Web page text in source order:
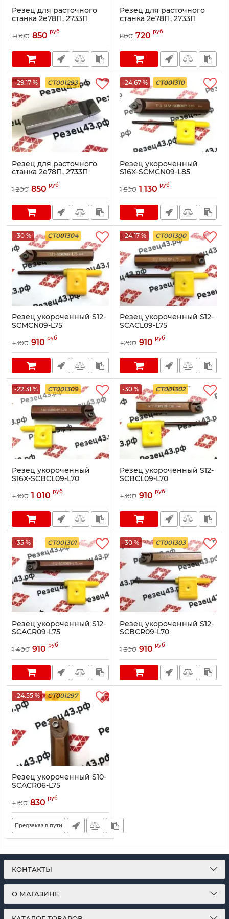
Резец для расточного
станка 2е78П, 2733П
расточной, ВК3М
1 000 850 руб
Резец для расточного
станка 2е78П, 2733П
подрезной короткий,
ВК8
800 720 руб
-29.17 % CT001293
Резец для расточного
станка 2е78П, 2733П
подрезной, ВК8
1 200 850 руб
-24.67 % CT001310
Резец укороченный
S16X-SCMCN09-L85
1 500 1 130 руб
-30 % CT001304
Резец укороченный S12-
SCMCN09-L75
1 300 910 руб
-24.17 % CT001300
Резец укороченный S12-
SCACL09-L75
1 200 910 руб
-22.31 % CT001309
Резец укороченный
S16X-SCBCL09-L70
1 300 1 010 руб
-30 % CT001302
Резец укороченный S12-
SCBCL09-L70
1 300 910 руб
-35 % CT001301
Резец укороченный S12-
SCACR09-L75
1 400 910 руб
-30 % CT001303
Резец укороченный S12-
SCBCR09-L70
1 300 910 руб
-24.55 % CT001297
Резец укороченный S10-
SCACR06-L75
1 100 830 руб
Предзаказ в пути
КОНТАКТЫ
О МАГАЗИНЕ